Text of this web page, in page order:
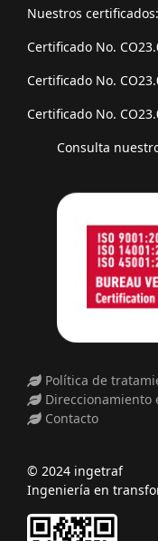
Nuestros certificados:
Certificado No.
Certificado No.
Certificado No.
Consulta
Política de
Direccionamiento
Contacto
© 2024 ingetraf
Ingeniería en